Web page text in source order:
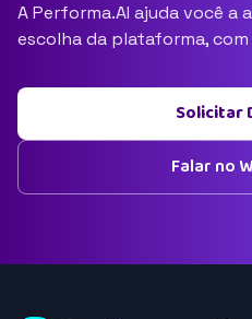
A Performa.AI ajuda você a
escolha da plataforma,
Solicitar
Falar no